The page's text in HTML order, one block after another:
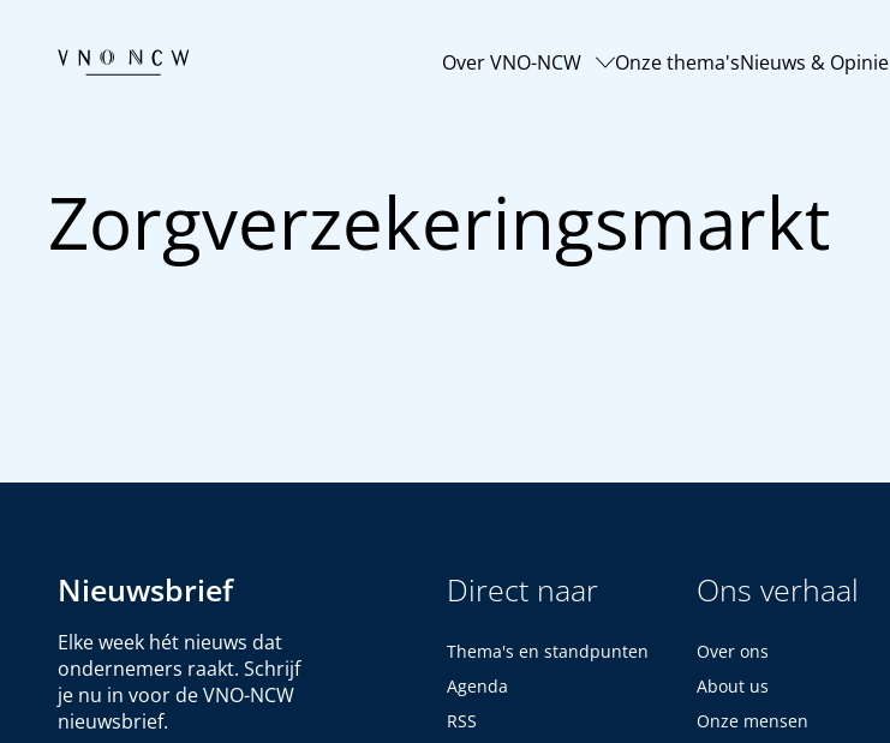
Over VNO-NCW Onze thema'sNieuws & Opinie
Zorgverzekeringsmarkt
Nieuwsbrief
Elke week hét nieuws dat
ondernemers raakt. Schrijf
je nu in voor de VNO-NCW
nieuwsbrief.
Direct naar
Thema's en standpunten
Agenda
RSS
Ons verhaal
Over ons
About us
Onze mensen